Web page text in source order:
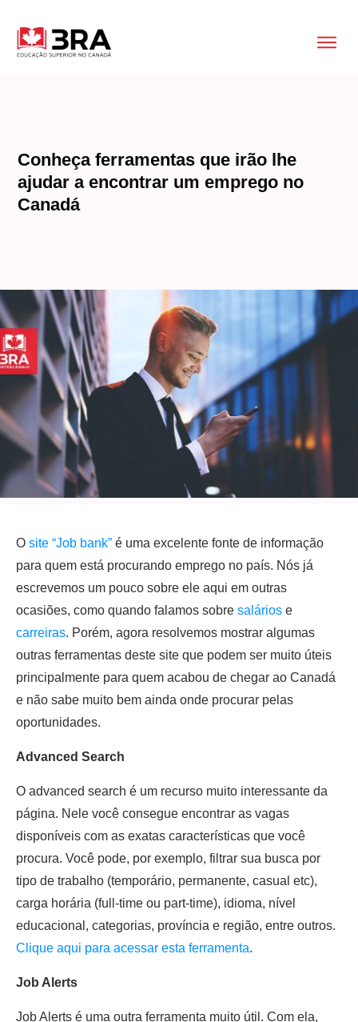
Conheça ferramentas que irão lhe
ajudar a encontrar um emprego no
Canadá
O site “Job bank” é uma excelente fonte de informação
para quem está procurando emprego no país. Nós já
escrevemos um pouco sobre ele aqui em outras
ocasiões, como quando falamos sobre salários e
carreiras. Porém, agora resolvemos mostrar algumas
outras ferramentas deste site que podem ser muito úteis
principalmente para quem acabou de chegar ao Canadá
e não sabe muito bem ainda onde procurar pelas
oportunidades.
Advanced Search
O advanced search é um recurso muito interessante da
página. Nele você consegue encontrar as vagas
disponíveis com as exatas características que você
procura. Você pode, por exemplo, filtrar sua busca por
tipo de trabalho (temporário, permanente, casual etc),
carga horária (full-time ou part-time), idioma, nível
educacional, categorias, província e região, entre outros.
Clique aqui para acessar esta ferramenta.
Job Alerts
Job Alerts é uma outra ferramenta muito útil. Com ela,